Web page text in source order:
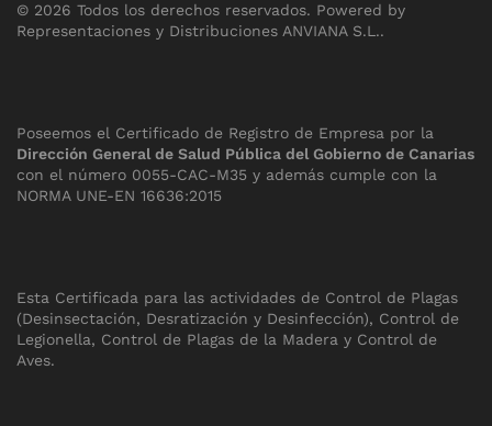
© 2026 Todos los derechos reservados. Powered by
Representaciones y Distribuciones ANVIANA S.L..
Poseemos el Certificado de Registro de Empresa por la
Dirección General de Salud Pública del Gobierno de Canarias
con el número 0055-CAC-M35 y además cumple con la
NORMA UNE-EN 16636:2015
Esta Certificada para las actividades de Control de Plagas
(Desinsectación, Desratización y Desinfección), Control de
Legionella, Control de Plagas de la Madera y Control de
Aves.